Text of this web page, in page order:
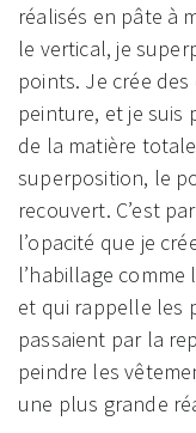
réalisés en pâte à
le vertical, je
points. Je crée
peinture, et je suis
de la matière
superposition, le
recouvert. C’est
l’opacité que je
l’habillage
et qui rappelle les
passaient par la
peindre les
une plus grande